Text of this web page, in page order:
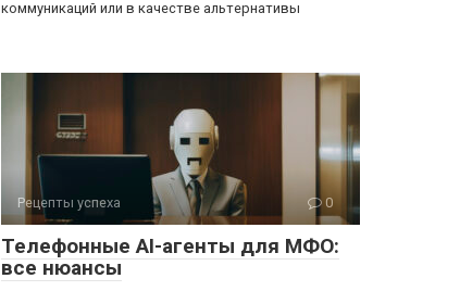
коммуникаций или в качестве альтернативы
Рецепты успеха 0
Телефонные AI-агенты для МФО:
все нюансы